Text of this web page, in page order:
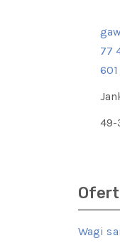
77
49-
Wagi